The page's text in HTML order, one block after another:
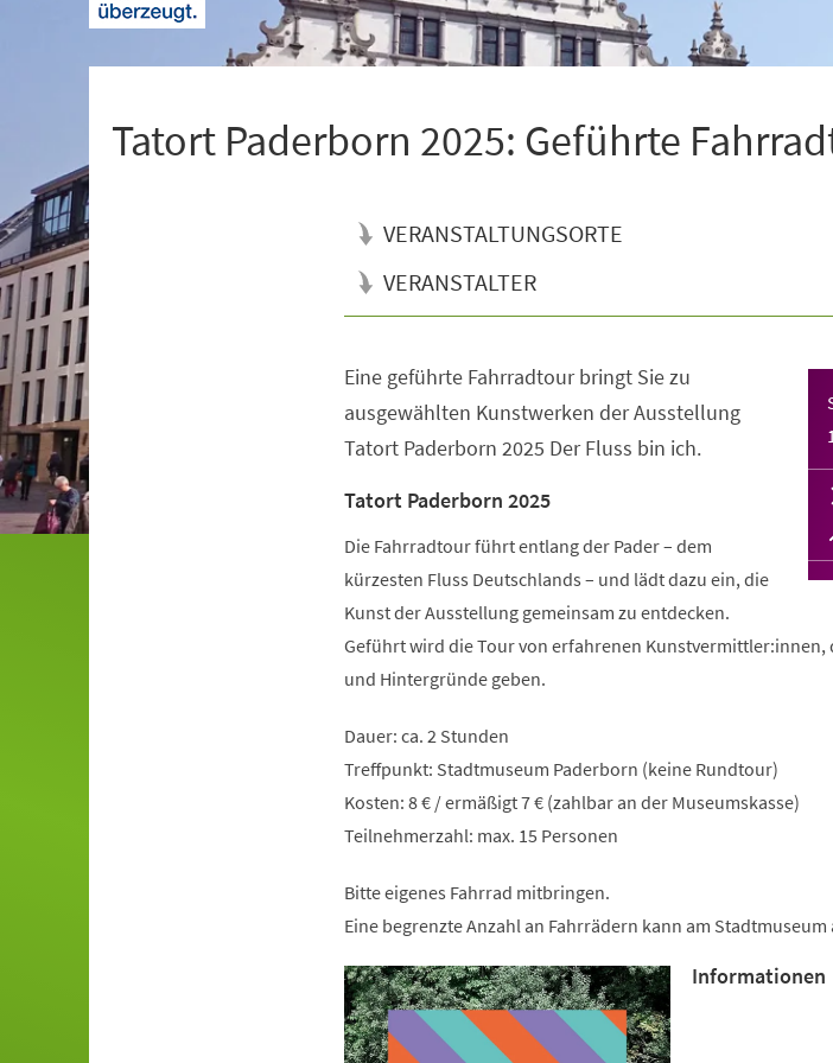
Tatort Paderborn 2025: Geführte
VERANSTALTUNGSORTE
VERANSTALTER
Eine geführte Fahrradtour bringt Sie zu
ausgewählten Kunstwerken der Ausstellung
Tatort Paderborn 2025 Der Fluss bin ich.
Tatort Paderborn 2025
Die Fahrradtour führt entlang der Pader – dem
kürzesten Fluss Deutschlands – und lädt dazu ein, die
Kunst der Ausstellung gemeinsam zu entdecken.
Geführt wird die Tour von erfahrenen Kunstvermittler:innen,
und Hintergründe geben.
Dauer: ca. 2 Stunden
Treffpunkt: Stadtmuseum Paderborn (keine Rundtour)
Kosten: 8 € / ermäßigt 7 € (zahlbar an der Museumskasse)
Teilnehmerzahl: max. 15 Personen
Bitte eigenes Fahrrad mitbringen.
Eine begrenzte Anzahl an Fahrrädern kann am
Informationen